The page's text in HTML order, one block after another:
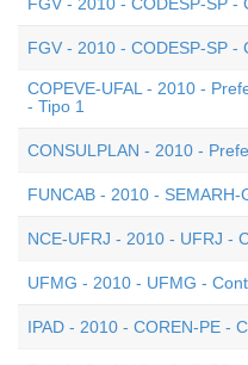
FGV - 2010 - CODESP-SP -
COPEVE-UFAL - 2010 -
- Tipo 1
CONSULPLAN - 2010 -
FUNCAB - 2010 -
NCE-UFRJ - 2010 - UFRJ -
UFMG - 2010 - UFMG -
IPAD - 2010 - COREN-PE -